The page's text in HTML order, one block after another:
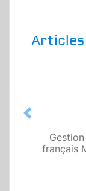
français
Previous